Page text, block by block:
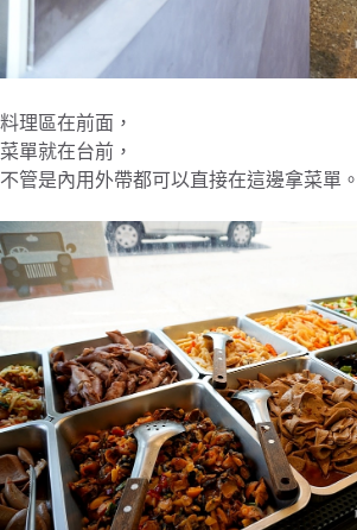
料理區在前面，
菜單就在台前，
不管是內用外帶都可以直接在這邊拿菜單。